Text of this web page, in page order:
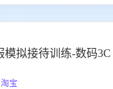
模拟接待训练-数码3C
宝